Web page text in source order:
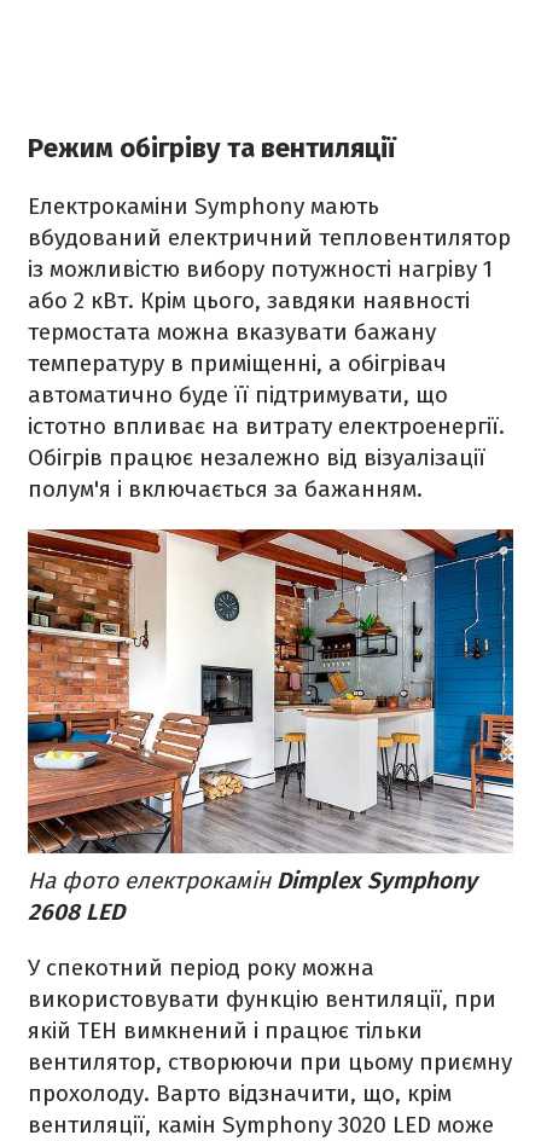
Режим обігріву та вентиляції
Електрокаміни Symphony мають
вбудований електричний тепловентилятор
із можливістю вибору потужності нагріву 1
або 2 кВт. Крім цього, завдяки наявності
термостата можна вказувати бажану
температуру в приміщенні, а обігрівач
автоматично буде її підтримувати, що
істотно впливає на витрату електроенергії.
Обігрів працює незалежно від візуалізації
полум'я і включається за бажанням.
На фото електрокамін Dimplex Symphony
2608 LED
У спекотний період року можна
використовувати функцію вентиляції, при
якій ТЕН вимкнений і працює тільки
вентилятор, створюючи при цьому приємну
прохолоду. Варто відзначити, що, крім
вентиляції, камін Symphony 3020 LED може